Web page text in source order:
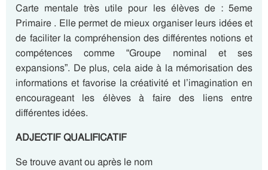
Carte mentale très utile pour les élèves de : 5eme
Primaire . Elle permet de mieux organiser leurs idées et
de faciliter la compréhension des différentes notions et
compétences comme “Groupe nominal et ses
expansions”. De plus, cela aide à la mémorisation des
informations et favorise la créativité et l’imagination en
encourageant les élèves à faire des liens entre
différentes idées.
ADJECTIF QUALIFICATIF
Se trouve avant ou après le nom